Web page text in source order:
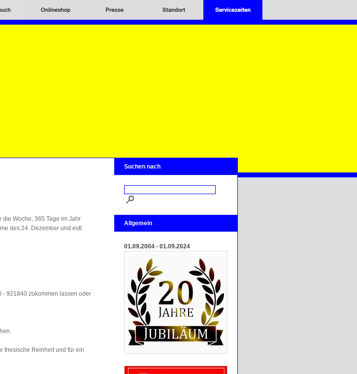
Woche, 365 Tage im Jahr
des 24. Dezember und evtl.
- 921840 zukommen lassen oder
friesische Reinheit und für ein
Suchen nach
Allgemein
01.09.2004 - 01.09.2024